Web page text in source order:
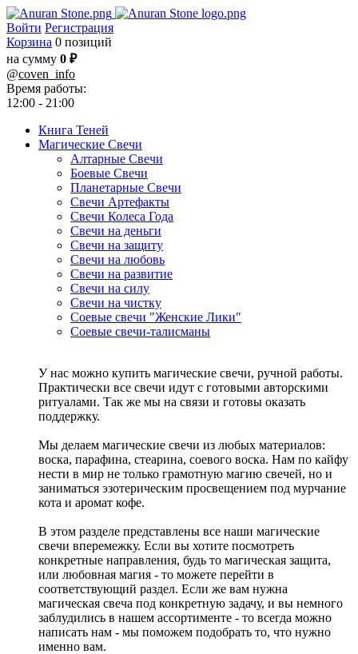
Войти Регистрация
Корзина 0 позиций
на сумму 0 ₽
@coven_info
Время работы:
12:00 - 21:00
Книга Теней
Магические Свечи
Алтарные Свечи
Боевые Свечи
Планетарные Свечи
Свечи Артефакты
Свечи Колеса Года
Свечи на деньги
Свечи на защиту
Свечи на любовь
Свечи на развитие
Свечи на силу
Свечи на чистку
Соевые свечи "Женские Лики"
Соевые свечи-талисманы
У нас можно купить магические свечи, ручной работы.
Практически все свечи идут с готовыми авторскими
ритуалами. Так же мы на связи и готовы оказать
поддержку.
Мы делаем магические свечи из любых материалов:
воска, парафина, стеарина, соевого воска. Нам по кайфу
нести в мир не только грамотную магию свечей, но и
заниматься эзотерическим просвещением под мурчание
кота и аромат кофе.
В этом разделе представлены все наши магические
свечи вперемежку. Если вы хотите посмотреть
конкретные направления, будь то магическая защита,
или любовная магия - то можете перейти в
соответствующий раздел. Если же вам нужна
магическая свеча под конкретную задачу, и вы немного
заблудились в нашем ассортименте - то всегда можно
написать нам - мы поможем подобрать то, что нужно
именно вам.